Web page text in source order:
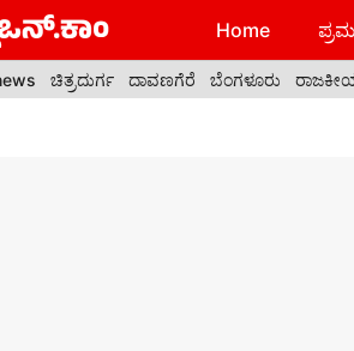
Home
ಚಿತ್ರದುರ್ಗ ದಾವಣಗೆರೆ ಬೆಂಗಳೂರು